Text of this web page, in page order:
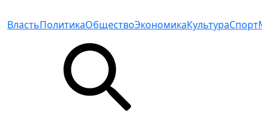
ВластьПолитикаОбществоЭкономикаКультураСпорт